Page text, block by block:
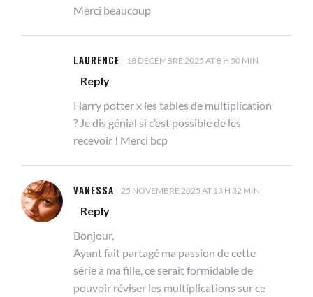
Merci beaucoup
LAURENCE 18 DÉCEMBRE 2025 AT 8 H 50 MIN
Reply
Harry potter x les tables de multiplication
? Je dis génial si c’est possible de les
recevoir ! Merci bcp
VANESSA 25 NOVEMBRE 2025 AT 13 H 32 MIN
Reply
Bonjour,
Ayant fait partagé ma passion de cette
série à ma fille, ce serait formidable de
pouvoir réviser les multiplications sur ce